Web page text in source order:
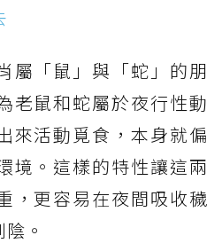
屬「鼠」與「蛇」的朋
老鼠和蛇屬於夜行性動
來活動覓食，本身就偏
境。這樣的特性讓這兩
，更容易在夜間吸收穢
。